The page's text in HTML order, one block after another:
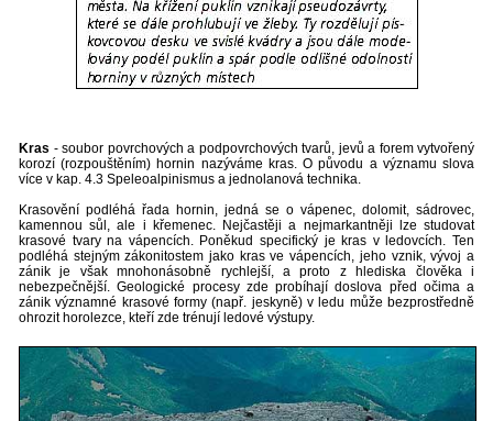
Kras - soubor povrchových a podpovrchových tvarů, jevů a forem vytvořený
korozí (rozpouštěním) hornin nazýváme kras. O původu a významu slova
více v kap. 4.3 Speleoalpinismus a jednolanová technika.
Krasovění podléhá řada hornin, jedná se o vápenec, dolomit, sádrovec,
kamennou sůl, ale i křemenec. Nejčastěji a nejmarkantněji lze studovat
krasové tvary na vápencích. Poněkud specifický je kras v ledovcích. Ten
podléhá stejným zákonitostem jako kras ve vápencích, jeho vznik, vývoj a
zánik je však mnohonásobně rychlejší, a proto z hlediska člověka i
nebezpečnější. Geologické procesy zde probíhají doslova před očima a
zánik významné krasové formy (např. jeskyně) v ledu může bezprostředně
ohrozit horolezce, kteří zde trénují ledové výstupy.